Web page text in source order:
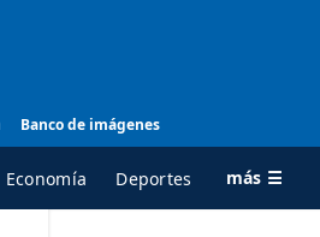
Banco de imágenes
Economía Deportes más ☰